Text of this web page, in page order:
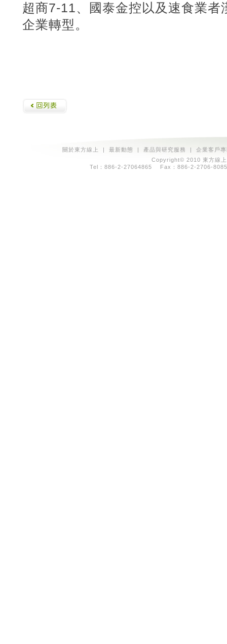
超商7-11、國泰金控以及速食業者
企業轉型。
關於東方線上 | 最新動態 | 產品與研究服務 | 企業客戶
Copyright© 2010 東方線
Tel：886-2-27064865 Fax：886-2-2706-